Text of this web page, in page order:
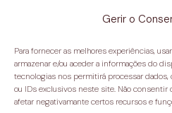
Gerir o
Para fornecer as melhores experiências,
armazenar e/ou aceder a informações do
tecnologias nos permitirá processar
ou IDs exclusivos neste site. Não
afetar negativamante certos recursos e
09h30-13h00 / 14h00-
18h30
(encerra aos sábados e
domingos)